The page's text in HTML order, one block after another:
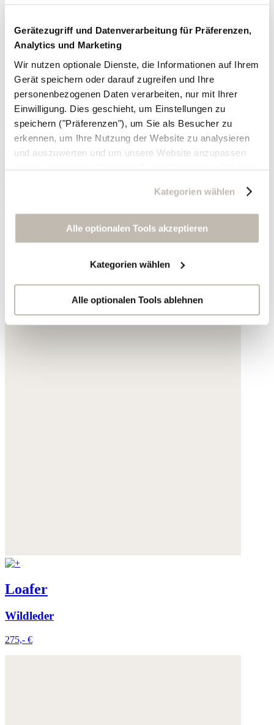
Gerätezugriff und Datenverarbeitung für Präferenzen,
Analytics und Marketing
Wir nutzen optionale Dienste, die Informationen auf Ihrem
Gerät speichern oder darauf zugreifen und Ihre
personenbezogenen Daten verarbeiten, nur mit Ihrer
Einwilligung. Dies geschieht, um Einstellungen zu
speichern ("Präferenzen"), um Sie als Besucher zu
erkennen, um Ihre Nutzung der Website zu analysieren
und auszuwerten und um unsere Website anzupassen
und zu optimieren ("Analytics"), um Nutzungsprofile über
zu erstellen, um personalisierte Werbung auszuliefern,
um Sie auf anderen Websites wiederzuerkennen und um
Sie erneut mit Werbung anzusprechen sowie um unsere
Werbekampagnen auszuwerten ("Marketing").
Ihre Daten werden mit Dienstanbietern geteilt, die wir in
der Datenschutzerklärung genauer auflisten oder wenn
Sie auf "Kategorien wählen" klicken.
Kategorien wählen
Alle optionalen Tools akzeptieren
Kategorien wählen
Alle optionalen Tools ablehnen
Sandalen mit quadratischer Zehenpartie
Leder
Loafer
Wildleder
275,- €